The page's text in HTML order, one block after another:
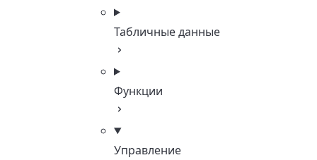
Табличные данные
Функции
Управление